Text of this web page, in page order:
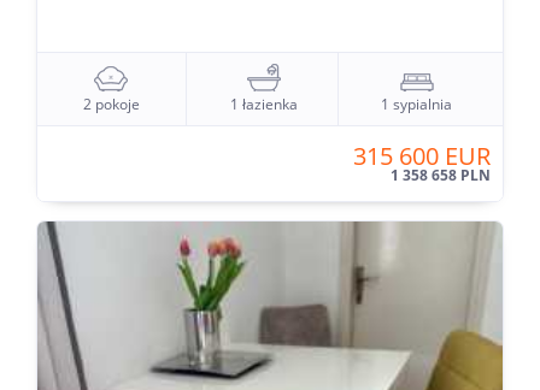
2 pokoje 1 łazienka 1 sypialnia
315 600 EUR
1 358 658 PLN